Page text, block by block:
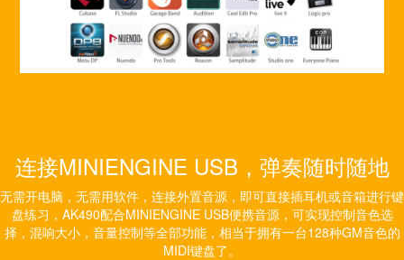
连接MINIENGINE USB，弹奏随时随地
无需开电脑，无需用软件，连接外置音源，即可直接插耳机或音箱进行键
盘练习，AK490配合MINIENGINE USB便携音源，可实现控制音色选
择，混响大小，音量控制等全部功能，相当于拥有一台128种GM音色的
MIDI键盘了。